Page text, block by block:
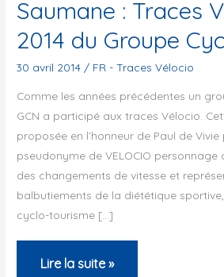
Saumane : Traces
2014 du Groupe
30 avril 2014 / FR - Traces Vélocio
Comme les années précédentes un
GCN a participé aux traces Vélocio.
proposée en l’honneur de Paul de
pseudonyme de VELOCIO personnage
des changements de vitesse et
balbutiements de la diététique
cyclo-tourisme […]
Saumane
Lire la suite »